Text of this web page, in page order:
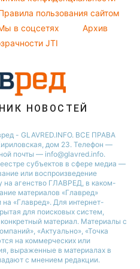
пользования сайтом
в соцсетях
Архив
JTI
НОВОСТЕЙ
- GLAVRED.INFO. ВСЕ ПРАВА
дом 23. Телефон —
почты — info@glavred.info.
cубъектов в сфере медиа —
или воспроизведение
агенство ГЛАВРЕД, в каком-
материалов «Главред»
«Главред». Для интернет-
для поисковых систем,
материал. Материалы с
«Актуально», «Точка
на коммерческих или
выраженные в материалах в
с мнением редакции.